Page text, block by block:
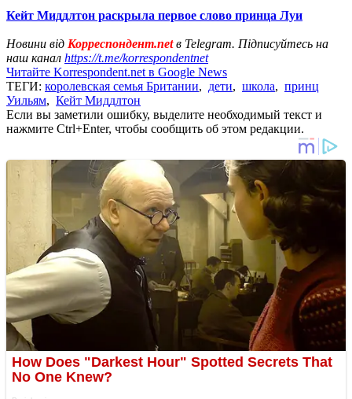
Кейт Миддлтон раскрыла первое слово принца Луи
Новини від Корреспондент.netв Telegram. Підписуйтесь на
наш канал https://t.me/korrespondentnet
Читайте Korrespondent.net в Google News
ТЕГИ: королевская семья Британии, дети, школа, принц
Уильям, Кейт Миддлтон
Если вы заметили ошибку, выделите необходимый текст и
нажмите Ctrl+Enter, чтобы сообщить об этом редакции.